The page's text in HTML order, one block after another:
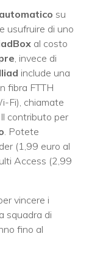
su
usufruire di uno
al costo
, invece di
Iliad include una
fibra FTTH
Fi), chiamate
contributo per
. Potete
(1,99 euro al
Access (2,99
vincere i
squadra di
fino al